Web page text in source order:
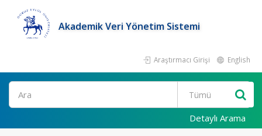
Akademik Veri Yönetim Sistemi
Araştırmacı Girişi English
Ara
Detaylı Arama